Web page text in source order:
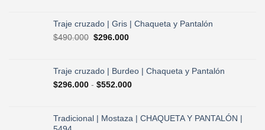
era:
$490.000.
es:
Traje cruzado | Gris | Chaqueta y Pantalón
$490.000 El
era:
$490.000.
$296.000El
es:
Traje cruzado | Burdeo | Chaqueta y Pantalón
$296.000 - $552.000Rango
desde
Tradicional | Mostaza | CHAQUETA Y PANTALÓN |